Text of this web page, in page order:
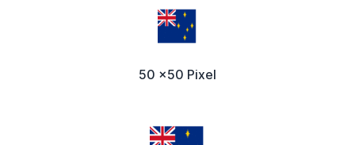
50 x50 Pixel